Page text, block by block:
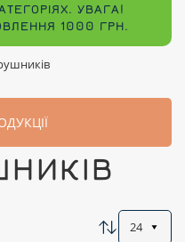
УВАГА!
1000 ГРН.
24